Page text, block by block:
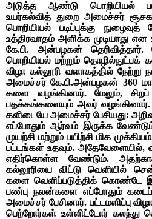
அடுத்த ஆண்டு பொறியியல்
உயர்கல்வித் துறை அமைச்சர்
பொறியியல் படிப்புக்கு
உத்திரவாதம் அளிக்க முடியாது
கே.பி. அன்பழகன்
பொறியியல் மற்றும் தொழில்நுட்பக்
விழா கல்லூரி வளாகத்தில் நேற்று
அமைச்சர் கே.பி.அன்பழகன் 360
களை வழங்கினார். மேலும், சிறப்
பதக்கங்களையும் அவர்
களிடையே அமைச்சர் பேசியது:
எப்போதும் ஆர்வம் இருக்க
முயற்சி மற்றும் பயிற்சி மிக
பட்டங்கள் உதவும்.
எதிர்கொள்ள வேண்டும்.
கல்லூரியை விட்டு வெளியில்
களை வெளிப்படுத்திக் கொண்டே
பண்பு நலன்களை எப்போதும்
அமைச்சர் பேசினார். பட்டமளிப்பு
பெற்றோர்கள் உள்ளிட்டோர் கலந்து